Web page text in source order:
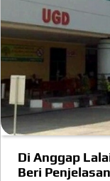
Di Anggap
Beri Penjelasan